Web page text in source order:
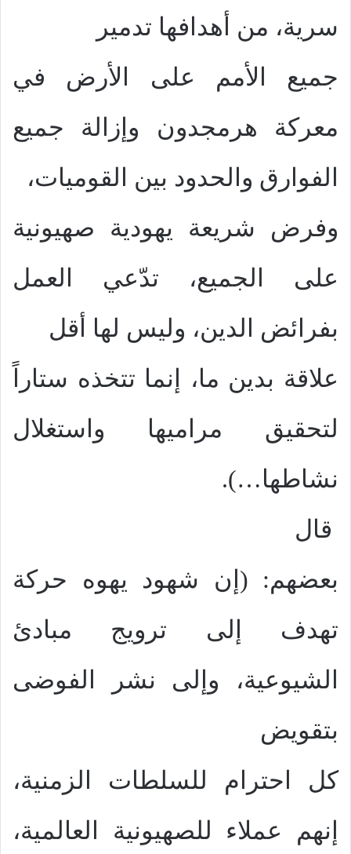
سرية، من أهدافها تدمير
جميع الأمم على الأرض في
معركة هرمجدون وإزالة جميع
الفوارق والحدود بين القوميات،
وفرض شريعة يهودية صهيونية
على الجميع، تدّعي العمل
بفرائض الدين، وليس لها أقل
علاقة بدين ما، إنما تتخذه ستاراً
لتحقيق مراميها واستغلال
نشاطها…).
قال
بعضهم: (إن شهود يهوه حركة
تهدف إلى ترويج مبادئ
الشيوعية، وإلى نشر الفوضى
بتقويض
كل احترام للسلطات الزمنية،
إنهم عملاء للصهيونية العالمية،